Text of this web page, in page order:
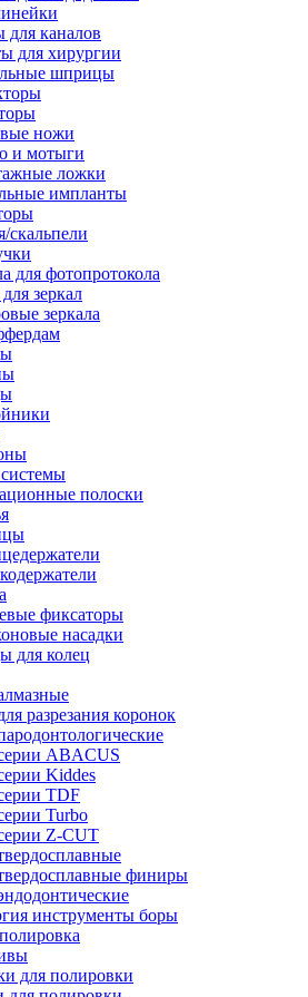
каналов
для хирургии
шприцы
ножи
и мотыги
ложки
импланты
скальпели
для фотопротокола
зеркал
зеркала
полоски
фиксаторы
насадки
для колец
разрезания коронок
ABACUS
Kiddes
TDF
Turbo
Z-CUT
финиры
инструменты боры
для полировки